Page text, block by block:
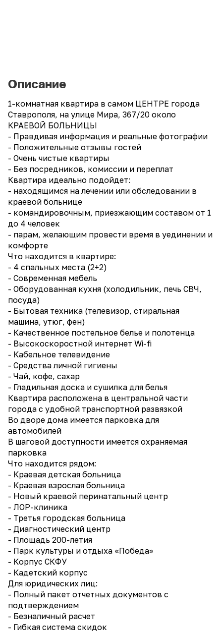
Описание
1-комнатная квартира в самом ЦЕНТРЕ города
Ставрополя, на улице Мира, 367/20 около
КРАЕВОЙ БОЛЬНИЦЫ
- Правдивая информация и реальные фотографии
- Положительные отзывы гостей
- Очень чистые квартиры
- Без посредников, комиссии и переплат
Квартира идеально подойдет:
- находящимся на лечении или обследовании в
краевой больнице
- командировочным, приезжающим составом от 1
до 4 человек
- парам, желающим провести время в уединении и
комфорте
Что находится в квартире:
- 4 спальных места (2+2)
- Современная мебель
- Оборудованная кухня (холодильник, печь СВЧ,
посуда)
- Бытовая техника (телевизор, стиральная
машина, утюг, фен)
- Качественное постельное белье и полотенца
- Высокоскоростной интернет Wi-fi
- Кабельное телевидение
- Средства личной гигиены
- Чай, кофе, сахар
- Гладильная доска и сушилка для белья
Квартира расположена в центральной части
города с удобной транспортной развязкой
Во дворе дома имеется парковка для
автомобилей
В шаговой доступности имеется охраняемая
парковка
Что находится рядом:
- Краевая детская больница
- Краевая взрослая больница
- Новый краевой перинатальный центр
- ЛОР-клиника
- Третья городская больница
- Диагностический центр
- Площадь 200-летия
- Парк культуры и отдыха «Победа»
- Корпус СКФУ
- Кадетский корпус
Для юридических лиц:
- Полный пакет отчетных документов с
подтверждением
- Безналичный расчет
- Гибкая система скидок